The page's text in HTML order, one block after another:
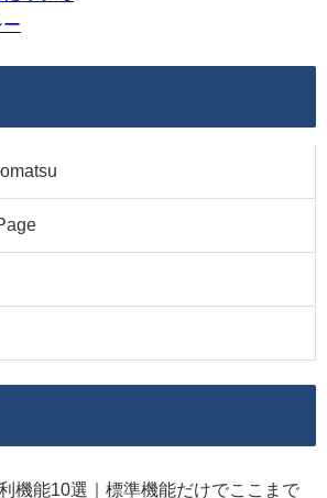
機能10選｜標準機能だけでここまで